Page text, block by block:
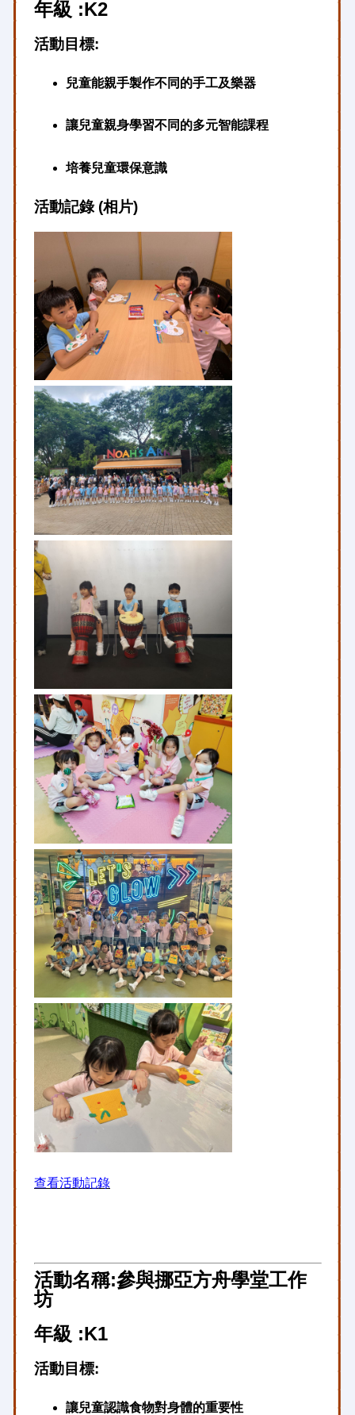
年級 :K2
活動目標:
兒童能親手製作不同的手工及樂器
讓兒童親身學習不同的多元智能課程
培養兒童環保意識
活動記錄 (相片)
查看活動記錄
活動名稱:參與挪亞方舟學堂工作
坊
年級 :K1
活動目標:
讓兒童認識食物對身體的重要性